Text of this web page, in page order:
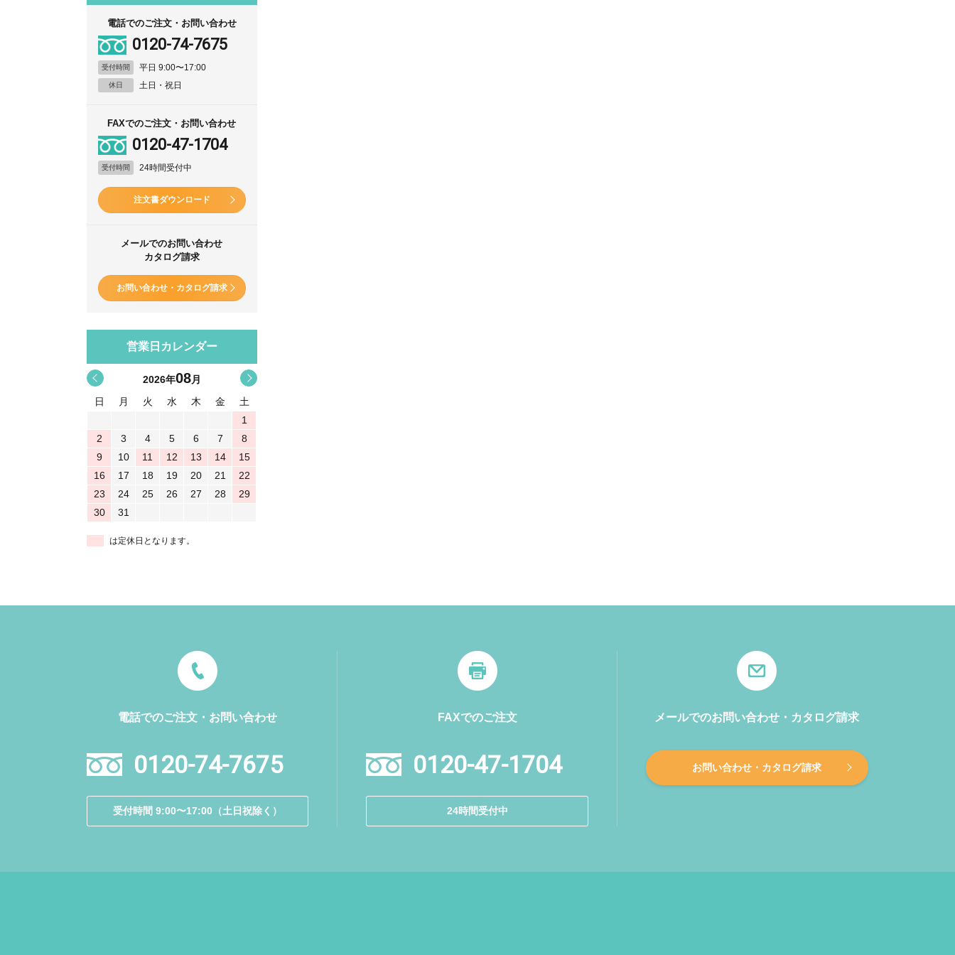
電話でのご注文・お問い合わせ
0120-74-7675
受付時間 平日 9:00〜17:00
休日 土日・祝日
FAXでのご注文・お問い合わせ
0120-47-1704
受付時間 24時間受付中
注文書ダウンロード
メールでのお問い合わせ
カタログ請求
お問い合わせ・カタログ請求
営業日カレンダー
< >
2026年08月
日
月 火 水 木 金
土
1
2
3 4 5 6 7
8
9
10 11 12 13 14
15
16
17 18 19 20 21
22
23
24 25 26 27 28
29
30
31
は定休日となります。
電話でのご注文・お問い合わせ
0120-74-7675
受付時間 9:00〜17:00（土日祝除く）
FAXでのご注文
0120-47-1704
24時間受付中
メールでのお問い合わせ・カタログ請求
お問い合わせ・カタログ請求